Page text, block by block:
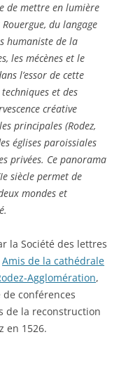
de mettre en lumière
du langage
humaniste de la
les mécènes et le
l’essor de cette
et des
créative
principales (Rodez,
églises paroissiales
privées. Ce panorama
siècle permet de
mondes et
la Société des lettres
Amis de la cathédrale
Agglomération,
de conférences
de la reconstruction
en 1526.